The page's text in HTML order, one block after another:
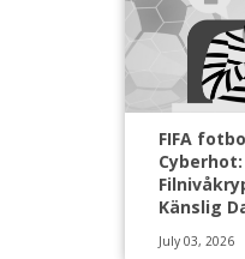
FIFA
Känslig
July 03, 2026